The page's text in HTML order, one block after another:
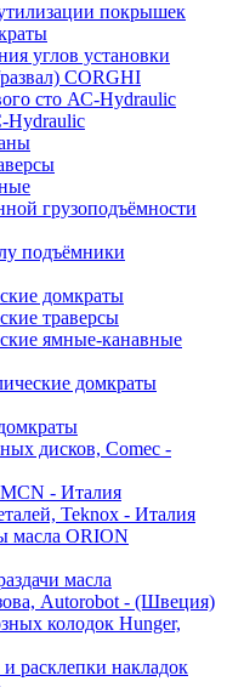
покрышек
углов установки
CORGHI
сто АС-Hydraulic
Hydraulic
грузоподъёмности
подъёмники
домкраты
траверсы
ямные-канавные
домкраты
дисков, Comec -
- Италия
Teknox - Италия
масла ORION
масла
Autorobot - (Швеция)
колодок Hunger,
расклепки накладок